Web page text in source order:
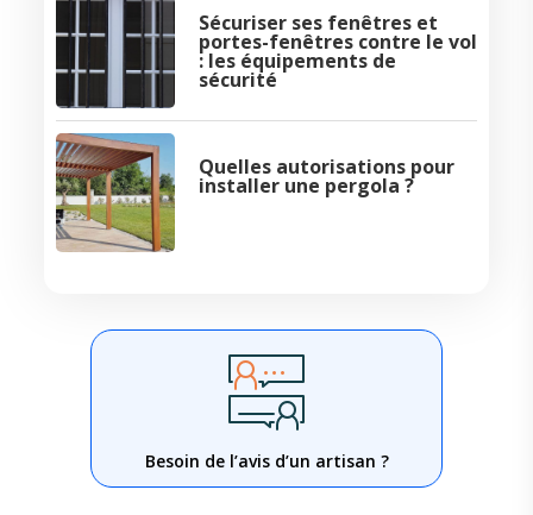
Sécuriser ses fenêtres et
portes-fenêtres contre le vol
: les équipements de
sécurité
Quelles autorisations pour
installer une pergola ?
Besoin de l’avis d’un artisan ?